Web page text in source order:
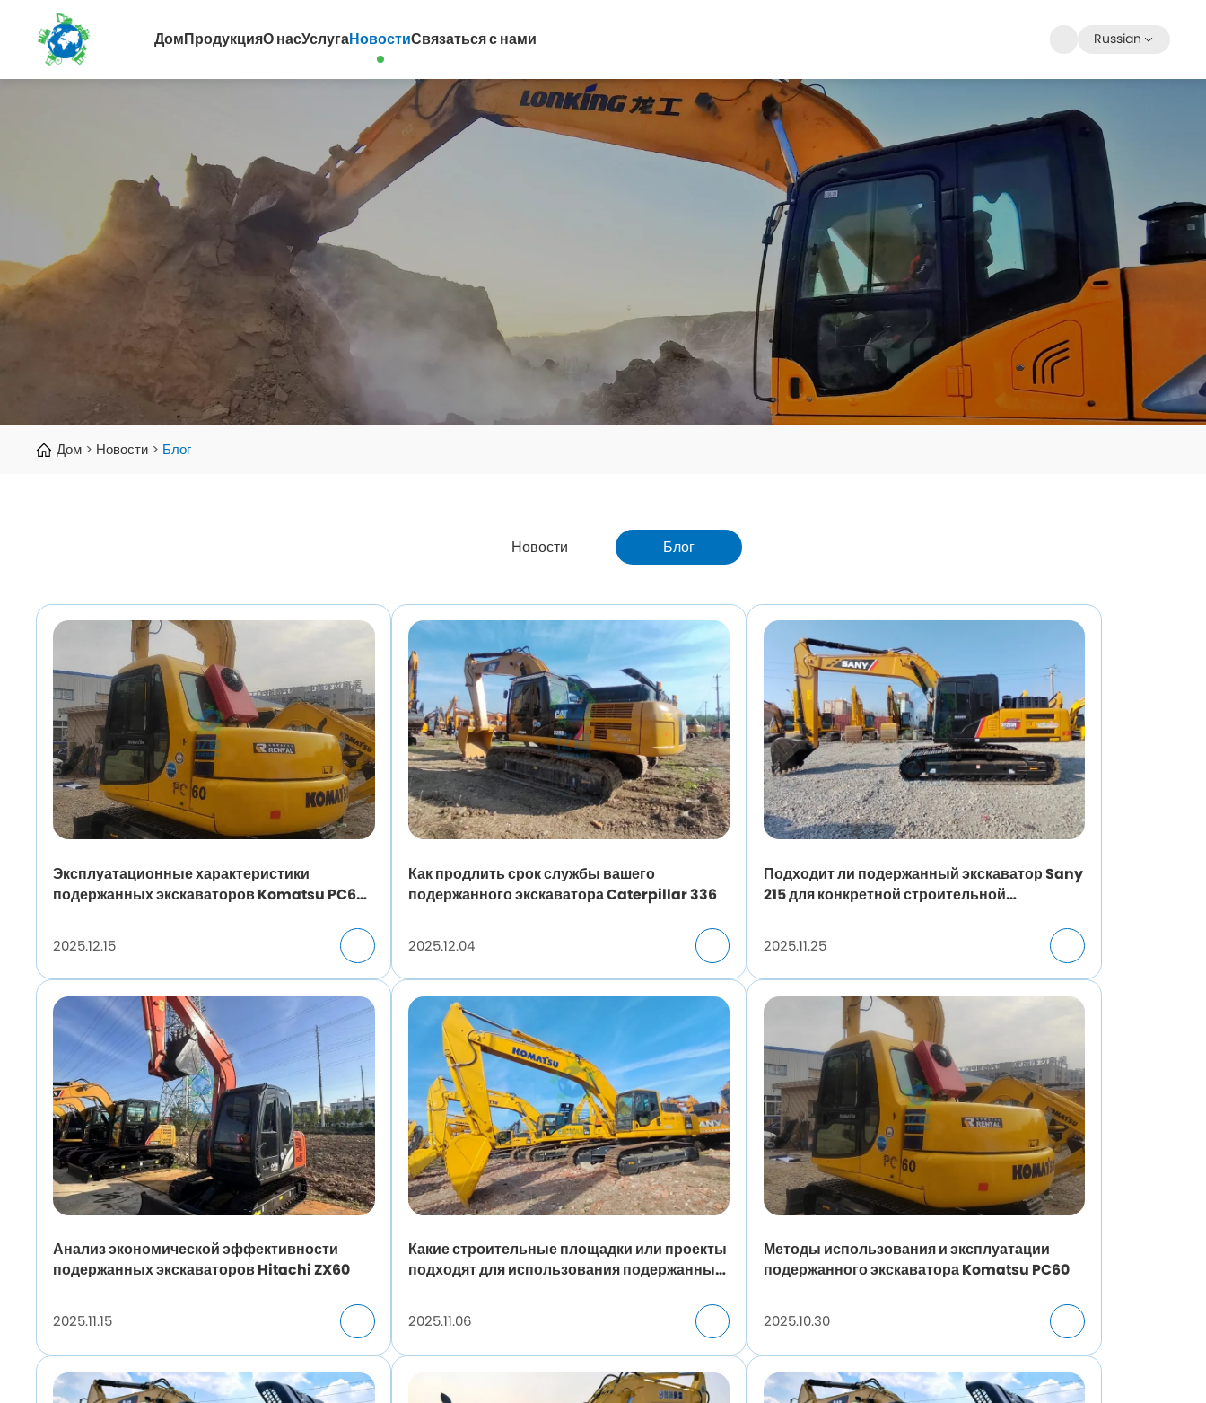
ДомПродукцияО насУслугаНовостиСвязаться с нами Russian
Дом Новости Блог
Новости Блог
Эксплуатационные характеристики
подержанных экскаваторов Komatsu PC60
2025.12.15
Как продлить срок службы вашего
подержанного экскаватора Caterpillar 336
2025.12.04
Подходит ли подержанный экскаватор Sany
215 для конкретной строительной
2025.11.25
Анализ экономической эффективности
подержанных экскаваторов Hitachi ZX60
2025.11.15
Какие строительные площадки или проекты
подходят для использования подержанных
2025.11.06
Методы использования и эксплуатации
подержанного экскаватора Komatsu PC60
2025.10.30